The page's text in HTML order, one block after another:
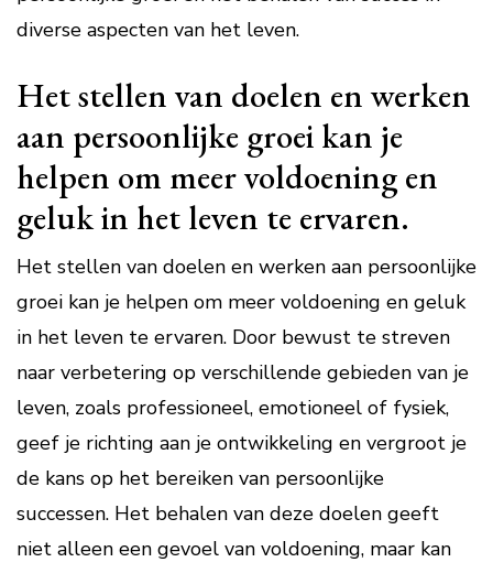
diverse aspecten van het leven.
Het stellen van doelen en werken
aan persoonlijke groei kan je
helpen om meer voldoening en
geluk in het leven te ervaren.
Het stellen van doelen en werken aan persoonlijke
groei kan je helpen om meer voldoening en geluk
in het leven te ervaren. Door bewust te streven
naar verbetering op verschillende gebieden van je
leven, zoals professioneel, emotioneel of fysiek,
geef je richting aan je ontwikkeling en vergroot je
de kans op het bereiken van persoonlijke
successen. Het behalen van deze doelen geeft
niet alleen een gevoel van voldoening, maar kan